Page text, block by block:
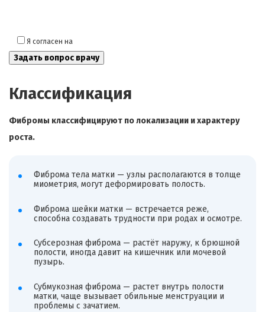
Я согласен на
Классификация
Фибромы классифицируют по локализации и характеру
роста.
Фиброма тела матки — узлы располагаются в толще
миометрия, могут деформировать полость.
Фиброма шейки матки — встречается реже,
способна создавать трудности при родах и осмотре.
Субсерозная фиброма — растёт наружу, к брюшной
полости, иногда давит на кишечник или мочевой
пузырь.
Субмукозная фиброма — растет внутрь полости
матки, чаще вызывает обильные менструации и
проблемы с зачатием.